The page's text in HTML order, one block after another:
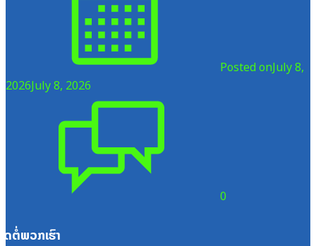
Posted onJuly 8,
2026July 8, 2026
0
ຕໍ່ພວກເຮົາ